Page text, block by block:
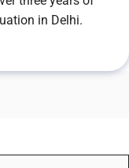
in Delhi.